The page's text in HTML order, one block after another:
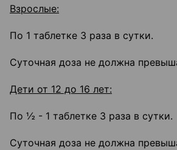
Взрослые:
По 1 таблетке 3 раза в сутки.
Суточная доза не должна
Дети от 12 до 16 лет:
По ½ - 1 таблетке 3 раза в сутки.
Суточная доза не должна